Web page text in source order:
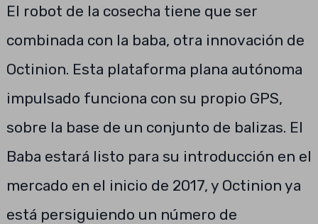
El robot de la cosecha tiene que ser
combinada con la baba, otra innovación de
Octinion. Esta plataforma plana autónoma
impulsado funciona con su propio GPS,
sobre la base de un conjunto de balizas. El
Baba estará listo para su introducción en el
mercado en el inicio de 2017, y Octinion ya
está persiguiendo un número de